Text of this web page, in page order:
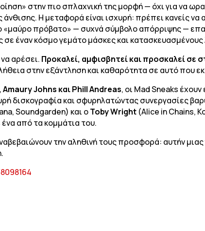
στην πιο σπλαχνική της μορφή — όχι για να
Η μεταφορά είναι ισχυρή: πρέπει κανείς
«μαύρο πρόβατο» — συχνά σύμβολο απόρριψης —
σε έναν κόσμο γεμάτο μάσκες και κατασκευασμένους
αρέσει. Προκαλεί, αμφισβητεί και προσκαλεί σε
στην εξάντληση και καθαρότητα σε αυτό που
Johns και Phill Andreas, οι Mad Sneaks
δισκογραφία και σφυρηλατώντας συνεργασίες
Soundgarden) και οToby Wright (Alice in Chains,
από τα κομμάτια του.
την αληθινή τους προσφορά: αυτήν